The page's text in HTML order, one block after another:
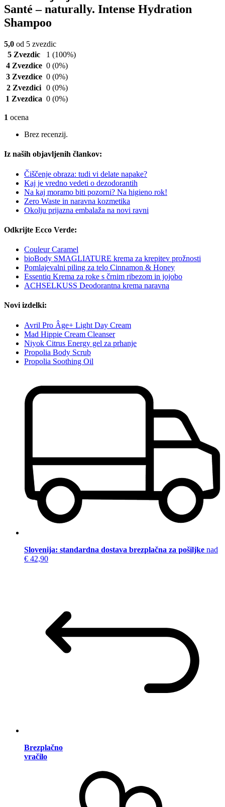
Santé – naturally. Intense Hydration
Shampoo
5,0 od 5 zvezdic
5 Zvezdic
1 (100%)
4 Zvezdice 0 (0%)
3 Zvezdice 0 (0%)
2 Zvezdici 0 (0%)
1 Zvezdica 0 (0%)
1 ocena
Brez recenzij.
Iz naših objavljenih člankov:
Čiščenje obraza: tudi vi delate napake?
Kaj je vredno vedeti o dezodorantih
Na kaj moramo biti pozorni? Na higieno rok!
Zero Waste in naravna kozmetika
Okolju prijazna embalaža na novi ravni
Odkrijte Ecco Verde:
Couleur Caramel
bioBody SMAGLIATURE krema za krepitev prožnosti
Pomlajevalni piling za telo Cinnamon & Honey
Essentiq Krema za roke s črnim ribezom in jojobo
ACHSELKUSS Deodorantna krema naravna
Novi izdelki:
Avril Pro Âge+ Light Day Cream
Mad Hippie Cream Cleanser
Niyok Citrus Energy gel za prhanje
Propolia Body Scrub
Propolia Soothing Oil
Slovenija: standardna dostava brezplačna za pošiljke nad
€ 42,90
Brezplačno
vračilo